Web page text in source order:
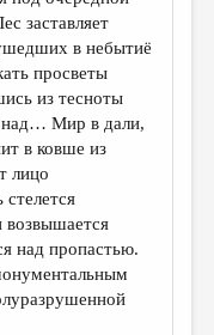
заставляет
в небытиё
просветы
из тесноты
над… Мир в дали,
в ковше из
лицо
возвышается
над пропастью.